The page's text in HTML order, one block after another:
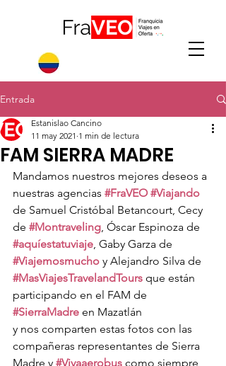
Entrada
FAM SIERRA MADRE
Estanislao Cancino
11 may 2021 1 min de lectura
Mandamos nuestros mejores deseos a
nuestras agencias #FraVEO #Viajando
de Samuel Cristóbal Betancourt, Cecy
de #Montraveling, Óscar Espinoza de
#aquíestatuviaje, Gaby Garza de
#Viajemosmucho y Alejandro Silva de
#MasViajesTravelandTours que están
participando en el FAM de
#SierraMadre en Mazatlán
y nos comparten estas fotos con las
compañeras representantes de Sierra
Madre y #Vivaaerobus como siempre